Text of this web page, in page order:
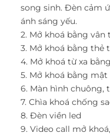
song sinh. Đèn cảm
ánh sáng yếu.
2. Mở khoá bằng vân
3. Mở khoá bằng thẻ
4. Mở khoá từ xa
5. Mở khoá bằng mật
6. Màn hình chuông,
7. Chìa khoá chống
8. Đèn viền led
9. Video call mở